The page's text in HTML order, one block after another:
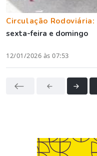
Circulação Rodoviária:
sexta-feira e domingo
12/01/2026 às 07:53